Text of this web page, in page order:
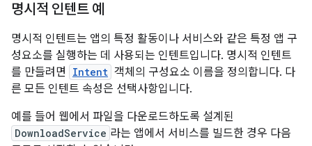
명시적 인텐트 예
명시적 인텐트는 앱의 특정 활동이나 서비스와 같은 특정 앱 구
성요소를 실행하는 데 사용되는 인텐트입니다. 명시적 인텐트
를 만들려면
Intent 객체의 구성요소 이름을 정의합니다. 다
른 모든 인텐트 속성은 선택사항입니다.
예를 들어 웹에서 파일을 다운로드하도록 설계된
DownloadService 라는 앱에서 서비스를 빌드한 경우 다음